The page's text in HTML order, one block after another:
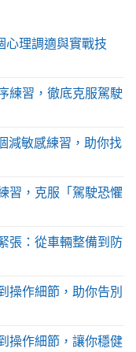
心理調適與實戰技
練習，徹底克服駕駛
減敏感練習，助你找
習，克服「駕駛恐懼
張：從車輛整備到防
操作細節，助你告別
操作細節，讓你穩健